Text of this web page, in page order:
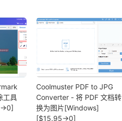
工具
Coolmuster PDF to JPG
Converter - 将 PDF 文档转
换为图片[Windows]
[$15.95→0]